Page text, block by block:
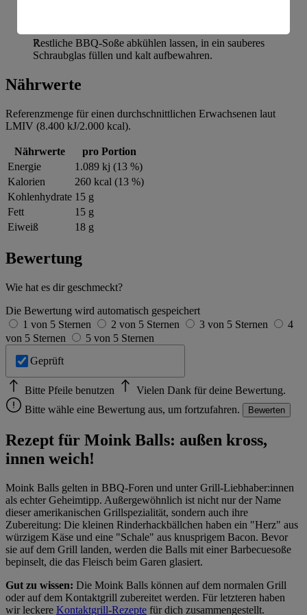
Restliche BBQ-Soße abkühlen lassen, in ein sauberes
Schraubglas füllen und kalt aufbewahren.
Nährwerte
Referenzmenge für einen durchschnittlichen Erwachsenen laut
LMIV (8.400 kJ/2.000 kcal).
Nährwerte
pro Portion
Energie
1.089 kj (13 %)
Kalorien
260 kcal (13 %)
Kohlenhydrate 15 g
Fett
15 g
Eiweiß
18 g
Bewertung
Wie hat es dir geschmeckt?
Die Bewertung wird automatisch gespeichert
1 von 5 Sternen
2 von 5 Sternen 3 von 5 Sternen
4
von 5 Sternen
5 von 5 Sternen
Geprüft
Bitte Pfeile benutzen
Vielen Dank für deine Bewertung.
Bitte wähle eine Bewertung aus, um fortzufahren.
Bewerten
Rezept für Moink Balls: außen kross,
innen weich!
Moink Balls gelten in BBQ-Foren und unter Grill-Liebhaber:innen
als echter Geheimtipp. Außergewöhnlich ist nicht nur der Name
dieser amerikanischen Grillspezialität, sondern auch ihre
Zubereitung: Die kleinen Rinderhackbällchen haben ein "Herz" aus
würzigem Käse und eine "Schale" aus knusprigem Bacon. Bevor
sie auf dem Grill landen, werden die Balls mit einer Barbecuesoße
bepinselt, die das Fleisch beim Garen glasiert.
Gut zu wissen: Die Moink Balls können auf dem normalen Grill
oder auf dem Kontaktgrill zubereitet werden. Für letzteren haben
wir leckere Kontaktgrill-Rezepte für dich zusammengestellt.
Informationen zum Herausgeber der Seite findest du
imImpressum